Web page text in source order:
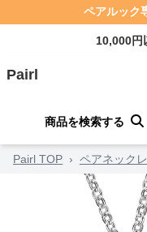
ペアルック
10,000円
Pairl
商品を検索する
Pairl TOP › ペアネック